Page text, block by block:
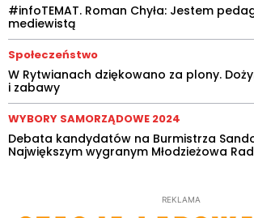
#infoTEMAT. Roman Chyła: Jestem
mediewistą
Społeczeństwo
W Rytwianach dziękowano za plony.
i zabawy
WYBORY SAMORZĄDOWE 2024
Debata kandydatów na Burmistrza
Największym wygranym Młodzieżowa
REKLAMA